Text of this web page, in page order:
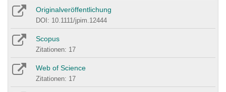
Originalveröffentlichung
DOI: 10.1111/jpim.12444
Scopus
Zitationen: 17
Web of Science
Zitationen: 17